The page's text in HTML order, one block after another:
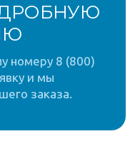
номеру 8 (800)
и мы
заказа.